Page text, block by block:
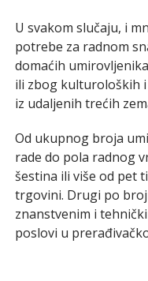
U svakom slučaju, i
potrebe za radnom
domaćih
ili zbog kulturoloških
iz udaljenih trećih
Od ukupnog broja
rade do pola radnog
šestina ili više od pet
trgovini. Drugi po
znanstvenim i
poslovi u